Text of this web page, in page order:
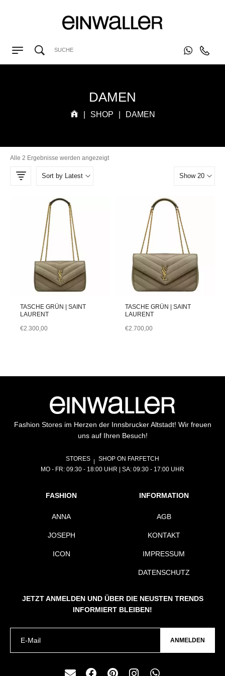
DAMEN
SHOP DAMEN
Alle 2 Ergebnisse werden angezeigt
Sort by Latest Show 20
TASCHE GRÜN | SAINT
LAURENT
€2.300,00
TASCHE GRÜN | SAINT
LAURENT
€2.700,00
Fashion Stores im Herzen der Innsbrucker Altstadt! Wir freuen
uns auf Ihren Besuch!
STORES
SHOP ON FARFETCH
MO - FR: 09:30 - 18:00 UHR | SA: 09:30 - 17:00 UHR
FASHION
ANNA
JOSEPH
ICON
INFORMATION
AGB
KONTAKT
IMPRESSUM
DATENSCHUTZ
JETZT ANMELDEN UND ÜBER DIE NEUSTEN TRENDS
INFORMIERT BLEIBEN!
ANMELDEN